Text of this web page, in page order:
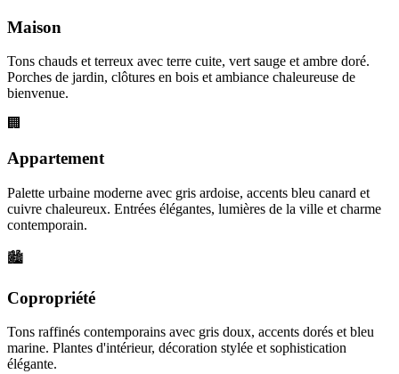
Maison
Tons chauds et terreux avec terre cuite, vert sauge et ambre doré.
Porches de jardin, clôtures en bois et ambiance chaleureuse de
bienvenue.
🏢
Appartement
Palette urbaine moderne avec gris ardoise, accents bleu canard et
cuivre chaleureux. Entrées élégantes, lumières de la ville et charme
contemporain.
🏙️
Copropriété
Tons raffinés contemporains avec gris doux, accents dorés et bleu
marine. Plantes d'intérieur, décoration stylée et sophistication
élégante.